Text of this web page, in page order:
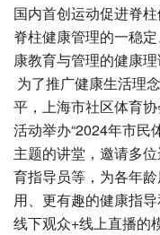
国内首创运动促进脊
脊柱健康管理的一稳
康教育与管理的健康理
为了推广健康生活理
平，上海市社区体育
活动举办“2024年市民
主题的讲堂，邀请多
育指导员等，为各年
用、更有趣的健康指
线下观众+线上直播的